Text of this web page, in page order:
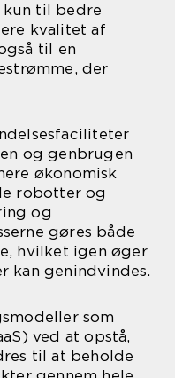
til bedre
kvalitet af
til en
der
og genbrugen
økonomisk
robotter og
og
gøres både
hvilket igen øger
kan genindvindes.
som
ved at opstå,
til at beholde